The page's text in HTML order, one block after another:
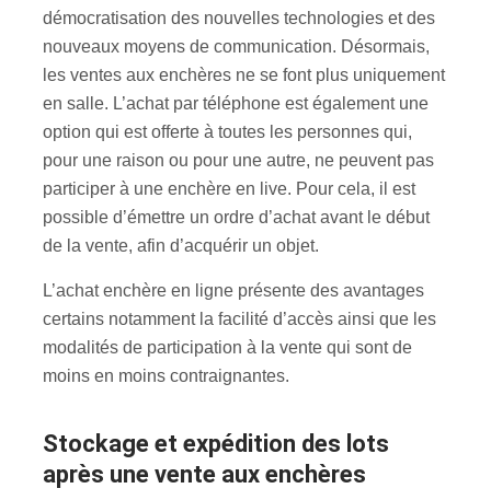
démocratisation des nouvelles technologies et des
nouveaux moyens de communication. Désormais,
les ventes aux enchères ne se font plus uniquement
en salle. L’achat par téléphone est également une
option qui est offerte à toutes les personnes qui,
pour une raison ou pour une autre, ne peuvent pas
participer à une enchère en live. Pour cela, il est
possible d’émettre un ordre d’achat avant le début
de la vente, afin d’acquérir un objet.
L’achat enchère en ligne présente des avantages
certains notamment la facilité d’accès ainsi que les
modalités de participation à la vente qui sont de
moins en moins contraignantes.
Stockage et expédition des lots
après une vente aux enchères